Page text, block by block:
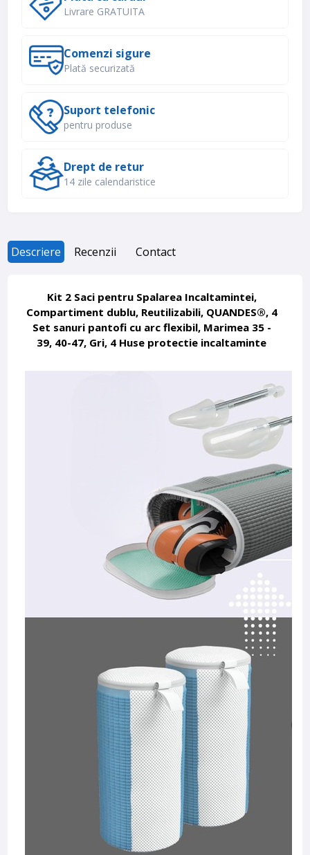
Livrare GRATUITA
Comenzi sigure
Plată securizată
Suport telefonic
pentru produse
Drept de retur
14 zile calendaristice
Descriere Recenzii Contact
Kit 2 Saci pentru Spalarea Incaltamintei,
Compartiment dublu, Reutilizabili, QUANDES®, 4
Set sanuri pantofi cu arc flexibil, Marimea 35 -
39, 40-47, Gri, 4 Huse protectie incaltaminte